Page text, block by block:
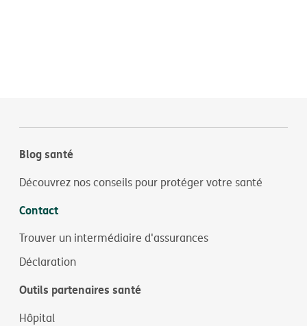
Blog santé
Découvrez nos conseils pour protéger votre santé
Contact
Trouver un intermédiaire d'assurances
Déclaration
Outils partenaires santé
Hôpital